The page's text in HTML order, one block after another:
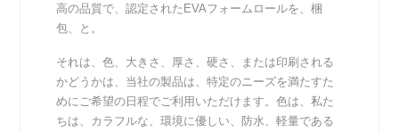
高の品質で、認定されたEVAフォームロールを、梱
包、と。
それは、色、大きさ、厚さ、硬さ、または印刷される
かどうかは、当社の製品は、特定のニーズを満たすた
めにご希望の日程でご利用いただけます。色は、私た
ちは、カラフルな、環境に優しい、防水、軽量である